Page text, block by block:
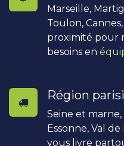
Marseille,
Toulon,
proximité pour
besoins en
Région
Seine et marne,
Essonne, Val de
vous livre